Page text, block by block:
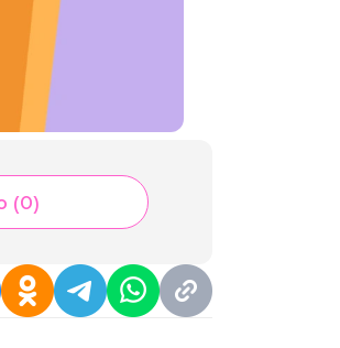
(0)